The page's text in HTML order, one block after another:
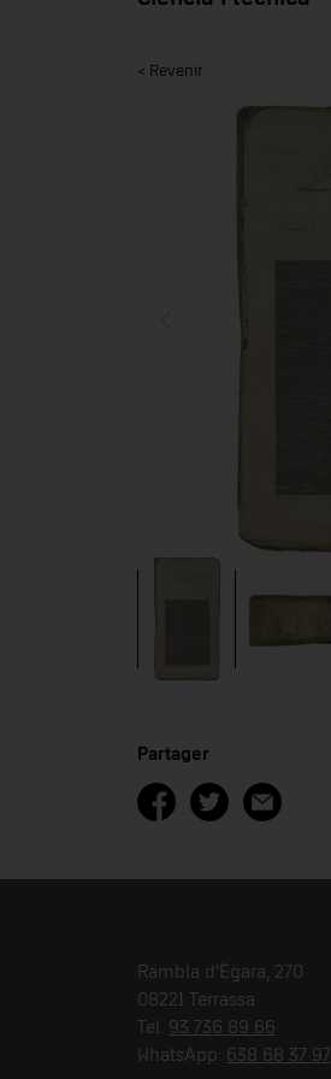
< Revenir
Partager
Rambla d'Ègara, 270
08221 Terrassa
Tel. 93 736 89 66
WhatsApp: 638 68 37 97